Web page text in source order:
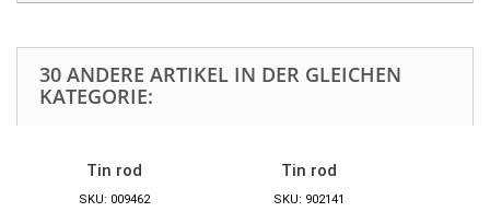
30 ANDERE ARTIKEL IN DER GLEICHEN
KATEGORIE:
Tin rod
SKU: 009462
Tin rod
SKU: 902141